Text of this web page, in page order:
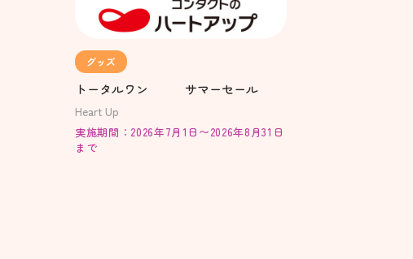
グッズ
トータルワン サマーセール
Heart Up
実施期間：2026年7月1日〜2026年8月31日
まで